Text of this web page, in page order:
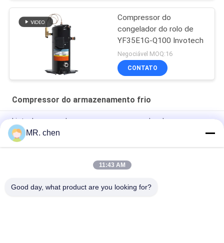
Compressor do
congelador do rolo de
YF35E1G-Q100 Invotech
Negociável MOQ:16
CONTATO
Compressor do armazenamento frio
Lista de preços dos novos compressores de rolagem
SM110S4VC
YM49A1G Invotech Scroll Compressor
Compressor Invotech Série YM de 2HP a 14HP Scroll
MR. chen
11:43 AM
Good day, what product are you looking for?